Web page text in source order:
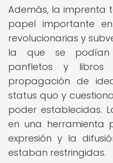
Además, la imprenta
papel importante
revolucionarias y
la que se podían
panfletos y libros
propagación de
status quo y
poder establecidas.
en una herramienta
expresión y la
estaban restringidas.